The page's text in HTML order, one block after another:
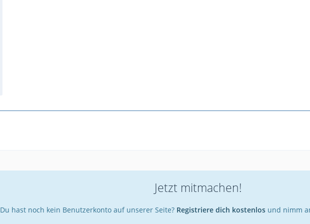
Jetzt mitmachen!
Du hast noch kein Benutzerkonto auf unserer Seite? Registriere dich kostenlosund nimm